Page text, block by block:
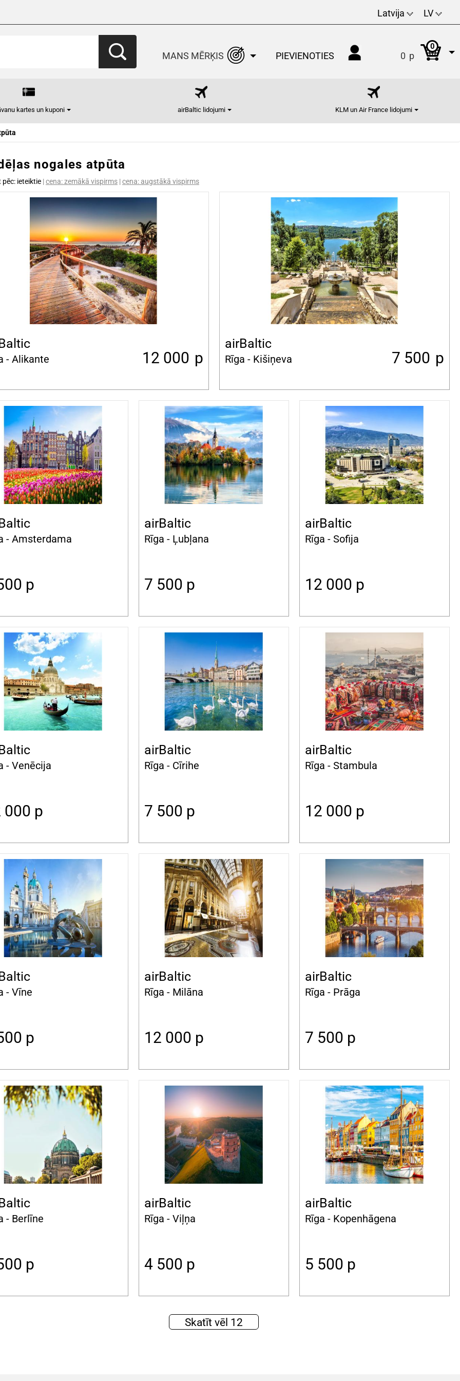
Latvija LV
0 p
0
PIEVIENOTIES
MANS MĒRĶIS
kartes un kuponi airBaltic lidojumi KLM un Air France lidojumi
nogales atpūta
pēc: ieteiktie |cena: zemākā vispirms |cena: augstākā vispirms
- Alikante 12 000 p
airBaltic
Rīga - Kišiņeva 7 500 p
- Amsterdama
p
airBaltic
Rīga - Ļubļana
7 500 p
airBaltic
Rīga - Sofija
12 000 p
- Venēcija
000 p
airBaltic
Rīga - Cīrihe
7 500 p
airBaltic
Rīga - Stambula
12 000 p
- Vīne
p
airBaltic
Rīga - Milāna
12 000 p
airBaltic
Rīga - Prāga
7 500 p
- Berlīne
p
airBaltic
Rīga - Viļņa
4 500 p
airBaltic
Rīga - Kopenhāgena
5 500 p
Skatīt vēl 12